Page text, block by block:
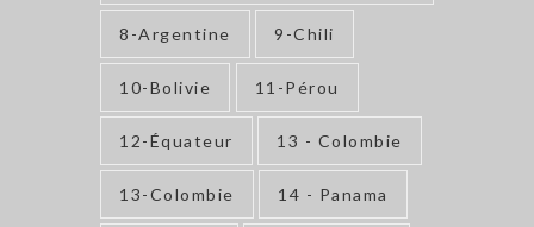
8-Argentine 9-Chili
10-Bolivie 11-Pérou
12-Équateur 13 - Colombie
13-Colombie 14 - Panama